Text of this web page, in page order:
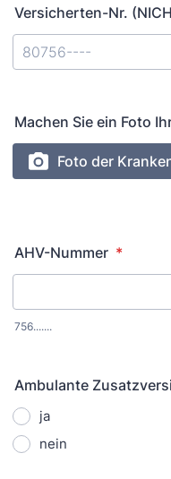
Versicherten-Nr.
Machen Sie ein Foto
AHV-Nummer *
756.......
Ambulante
ja
nein